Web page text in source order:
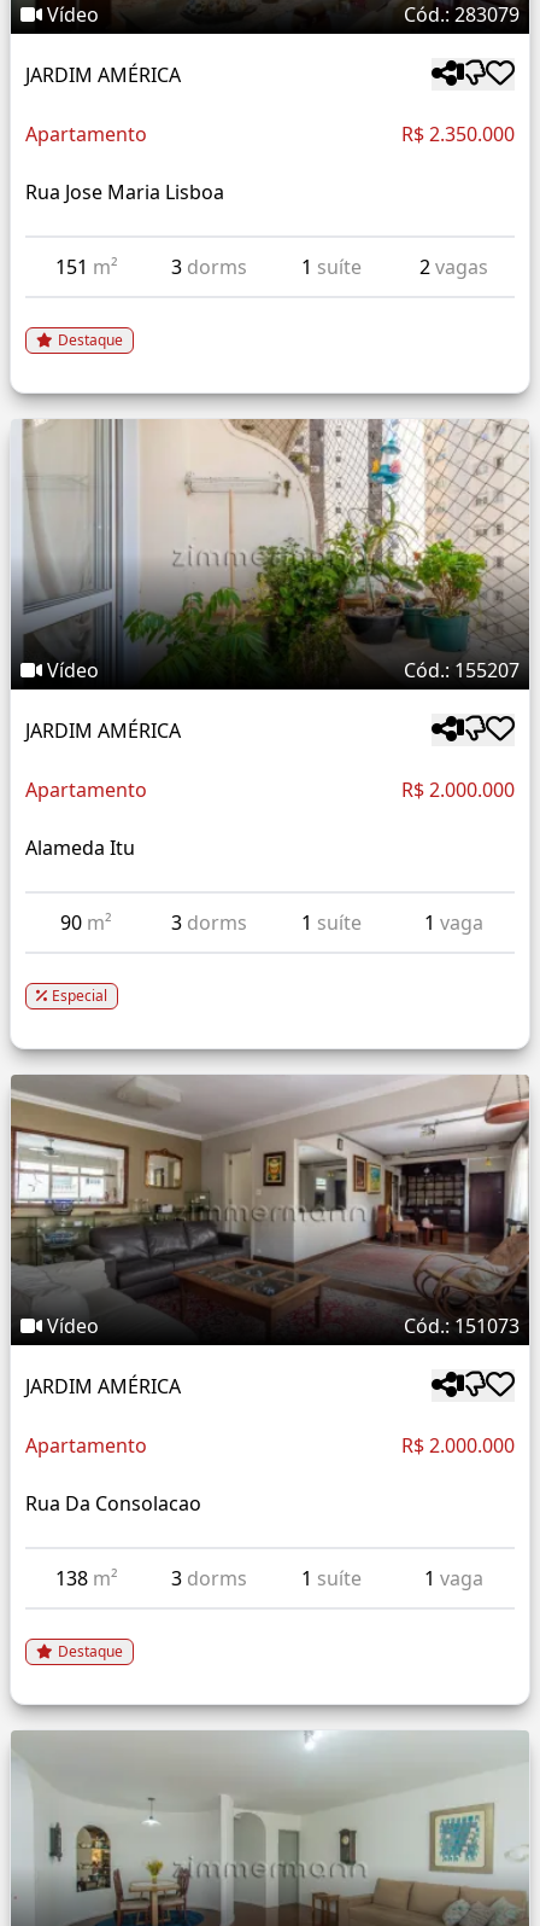
Vídeo Cód.: 283079
JARDIM AMÉRICA
Apartamento R$ 2.350.000
Rua Jose Maria Lisboa
151 m² 3 dorms 1 suíte 2vagas
Destaque
Vídeo Cód.: 155207
JARDIM AMÉRICA
Apartamento R$ 2.000.000
Alameda Itu
90 m² 3 dorms 1 suíte 1 vaga
Especial
Vídeo Cód.: 151073
JARDIM AMÉRICA
Apartamento R$ 2.000.000
Rua Da Consolacao
138 m² 3 dorms 1 suíte 1 vaga
Destaque